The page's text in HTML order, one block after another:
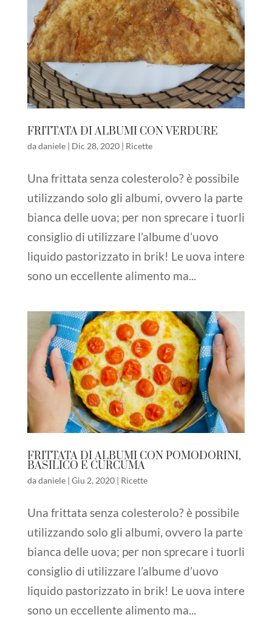
FRITTATA DI ALBUMI CON VERDURE
dadaniele| Dic 28, 2020| Ricette
Una frittata senza colesterolo? è possibile
utilizzando solo gli albumi, ovvero la parte
bianca delle uova; per non sprecare i tuorli
consiglio di utilizzare l’albume d’uovo
liquido pastorizzato in brik! Le uova intere
sono un eccellente alimento ma...
FRITTATA DI ALBUMI CON POMODORINI,
BASILICO E CURCUMA
dadaniele| Giu 2, 2020| Ricette
Una frittata senza colesterolo? è possibile
utilizzando solo gli albumi, ovvero la parte
bianca delle uova; per non sprecare i tuorli
consiglio di utilizzare l’albume d’uovo
liquido pastorizzato in brik! Le uova intere
sono un eccellente alimento ma...